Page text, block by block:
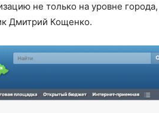
не только на уровне города,
Дмитрий Кощенко.